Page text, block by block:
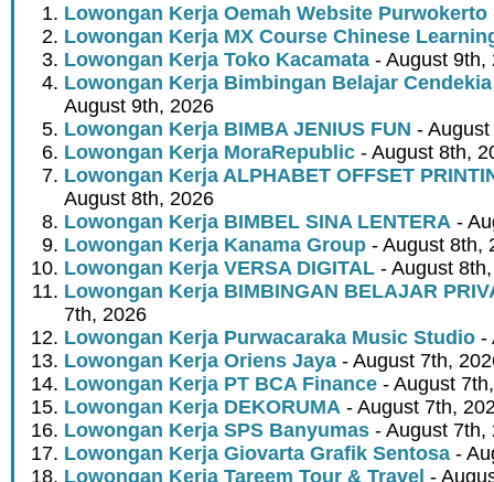
Lowongan Kerja Oemah Website Purwokerto
Lowongan Kerja MX Course Chinese
Lowongan Kerja Toko Kacamata - August 9th,
Lowongan Kerja Bimbingan Belajar
August 9th, 2026
Lowongan Kerja BIMBA JENIUS FUN -
Lowongan Kerja MoraRepublic - August 8th,
Lowongan Kerja ALPHABET OFFSET
August 8th, 2026
Lowongan Kerja BIMBEL SINA LENTERA -
Lowongan Kerja Kanama Group - August 8th,
Lowongan Kerja VERSA DIGITAL - August
Lowongan Kerja BIMBINGAN BELAJAR
7th, 2026
Lowongan Kerja Purwacaraka Music Studio -
Lowongan Kerja Oriens Jaya - August 7th,
Lowongan Kerja PT BCA Finance - August
Lowongan Kerja DEKORUMA - August 7th,
Lowongan Kerja SPS Banyumas - August 7th,
Lowongan Kerja Giovarta Grafik Sentosa -
Lowongan Kerja Tareem Tour & Travel -